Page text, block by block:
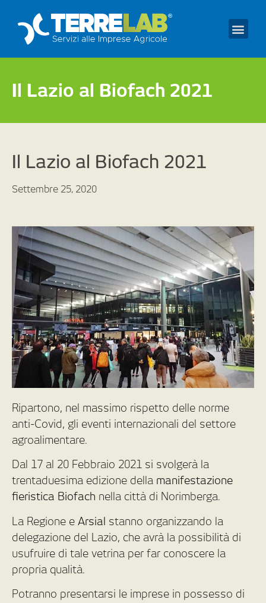
Il Lazio al Biofach 2021
Il Lazio al Biofach 2021
Settembre 25, 2020
Ripartono, nel massimo rispetto delle norme
anti-Covid, gli eventi internazionali del settore
agroalimentare.
Dal 17 al 20 Febbraio 2021 si svolgerà la
trentaduesima edizione della manifestazione
fieristica Biofach nella città di Norimberga.
La Regione e Arsial stanno organizzando la
delegazione del Lazio, che avrà la possibilità di
usufruire di tale vetrina per far conoscere la
propria qualità.
Potranno presentarsi le imprese in possesso di